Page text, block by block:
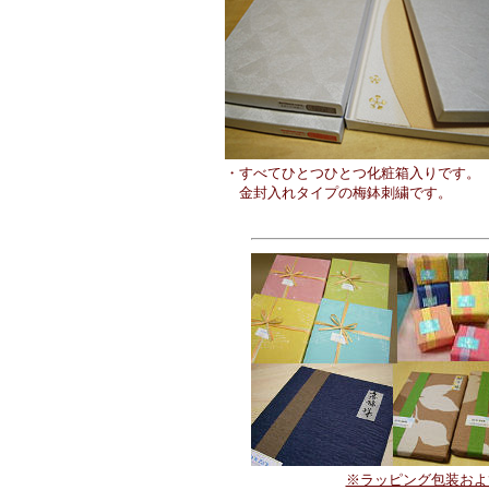
・すべてひとつひとつ化粧箱入りです。
金封入れタイプの梅鉢刺繍です。
※ラッピング包装お